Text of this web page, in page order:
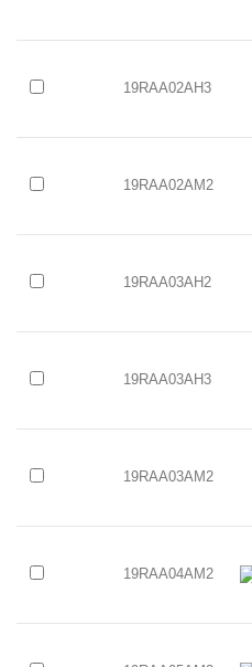
19RAA02AH3
19RAA02AM2
19RAA03AH2
19RAA03AH3
19RAA03AM2
19RAA04AM2